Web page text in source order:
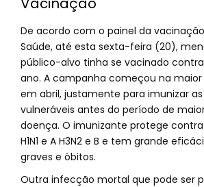
De acordo com o painel da
Saúde, até esta sexta-feira (20),
público-alvo tinha se vacinado
ano. A campanha começou na
em abril, justamente para imunizar
vulneráveis antes do período de
doença. O imunizante protege
H1N1 e A H3N2 e B e tem grande
graves e óbitos.
Outra infecção mortal que pode ser